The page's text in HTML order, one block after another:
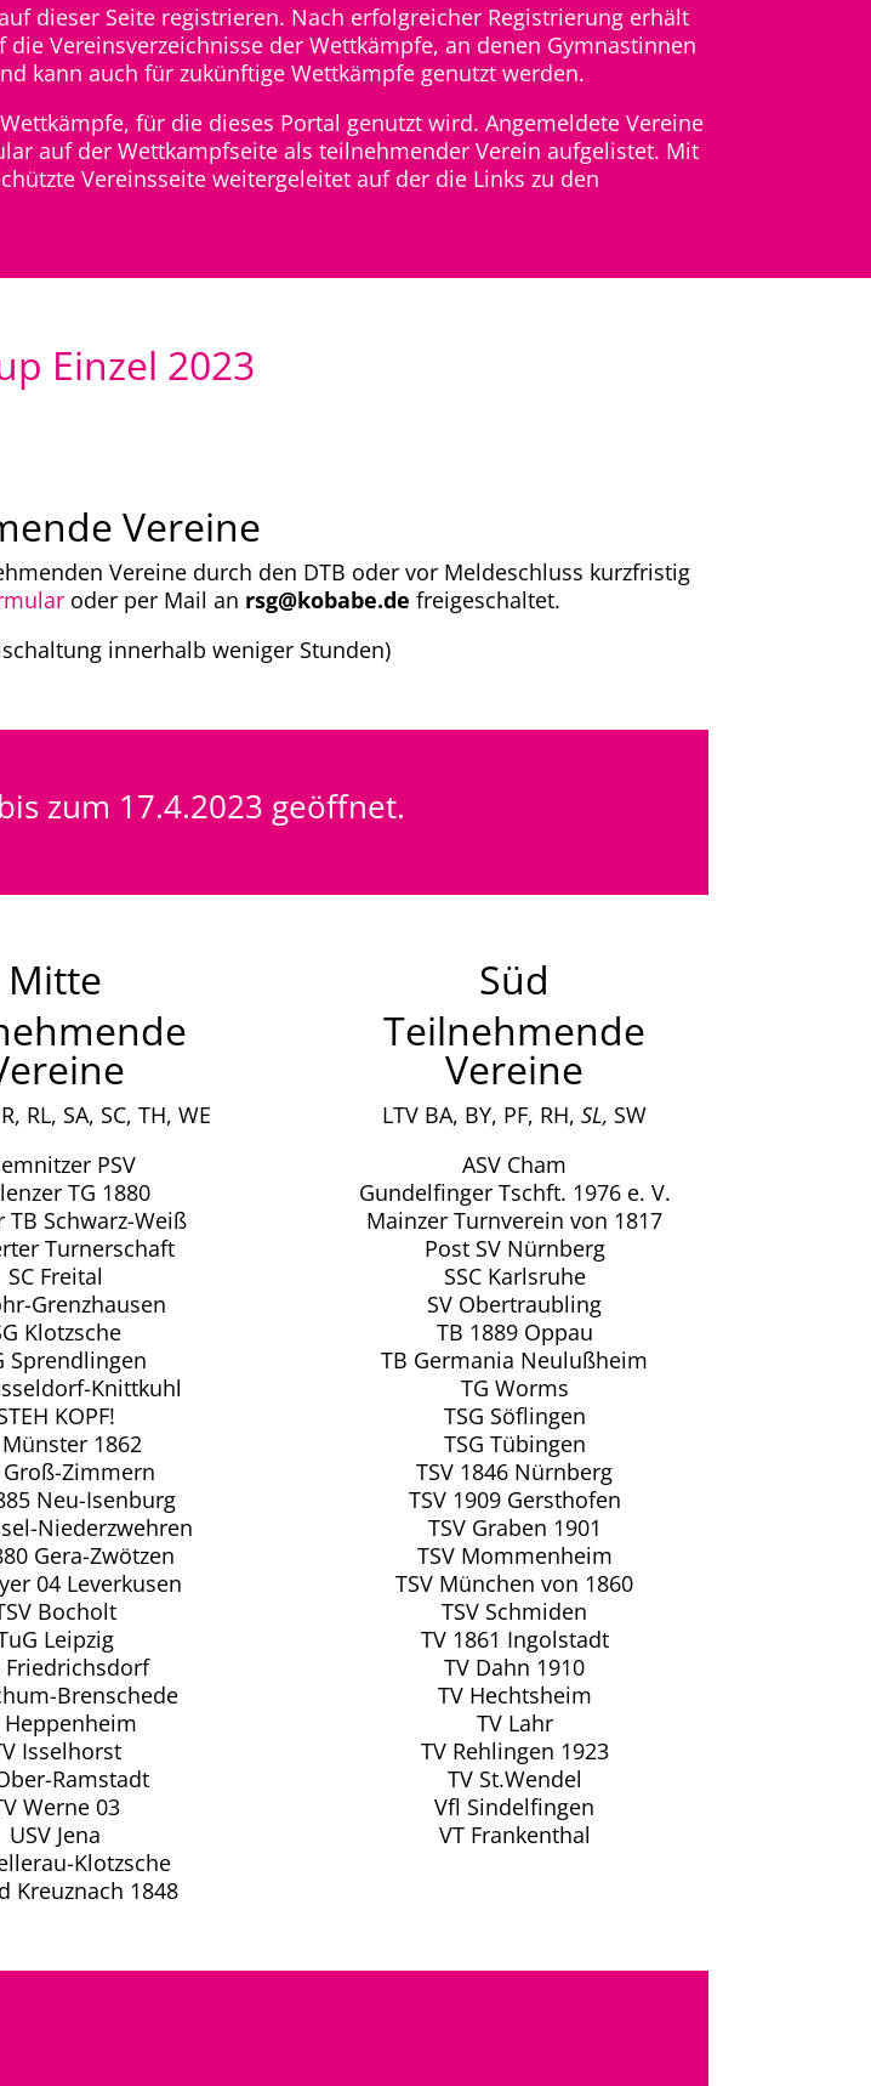
dieser Seite registrieren. Nach erfolgreicher Registrierung erhält
Vereinsverzeichnisse der Wettkämpfe, an denen Gymnastinnen
kann auch für zukünftige Wettkämpfe genutzt werden.
für die dieses Portal genutzt wird. Angemeldete Vereine
auf der Wettkampfseite als teilnehmender Verein aufgelistet. Mit
Vereinsseite weitergeleitet auf der die Links zu den
Einzel 2023
Vereine
Vereine durch den DTB oder vor Meldeschluss kurzfristig
oder per Mail an rsg@kobabe.de freigeschaltet.
innerhalb weniger Stunden)
zum 17.4.2023 geöffnet.
Mitte
RL, SA, SC, TH, WE
PSV
TG 1880
TB Schwarz-Weiß
Turnerschaft
SC Freital
Grenzhausen
Klotzsche
Sprendlingen
Knittkuhl
KOPF!
Münster 1862
Groß-Zimmern
Neu-Isenburg
Niederzwehren
Gera-Zwötzen
04 Leverkusen
Bocholt
Leipzig
Friedrichsdorf
Brenschede
Heppenheim
Isselhorst
Ramstadt
Werne 03
USV Jena
Klotzsche
Kreuznach 1848
Süd
Teilnehmende
Vereine
LTV BA, BY, PF, RH,SL, SW
ASV Cham
Gundelfinger Tschft. 1976 e. V.
Mainzer Turnverein von 1817
Post SV Nürnberg
SSC Karlsruhe
SV Obertraubling
TB 1889 Oppau
TB Germania Neulußheim
TG Worms
TSG Söflingen
TSG Tübingen
TSV 1846 Nürnberg
TSV 1909 Gersthofen
TSV Graben 1901
TSV Mommenheim
TSV München von 1860
TSV Schmiden
TV 1861 Ingolstadt
TV Dahn 1910
TV Hechtsheim
TV Lahr
TV Rehlingen 1923
TV St.Wendel
Vfl Sindelfingen
VT Frankenthal